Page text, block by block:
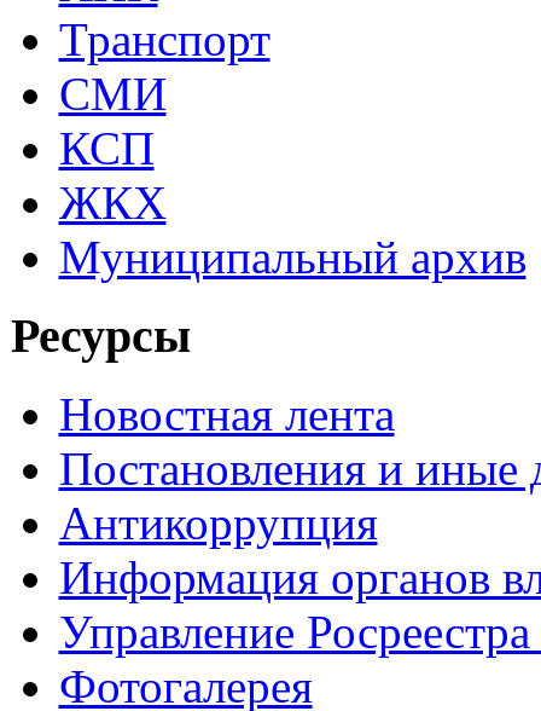
Транспорт
СМИ
КСП
ЖКХ
Муниципальный архив
Ресурсы
Новостная лента
Постановления и иные
Антикоррупция
Информация органов
Управление
Фотогалерея